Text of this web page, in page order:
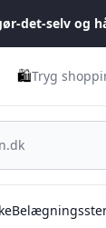
det-selv og
🛍️Tryg